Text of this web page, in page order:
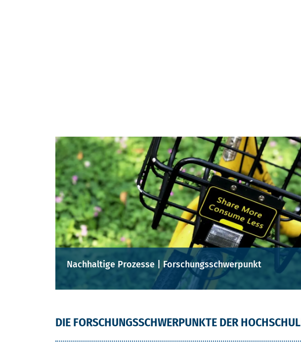
Nachhaltige Prozesse | Forschungsschwerpunkt
DIE FORSCHUNGSSCHWERPUNKTE DER